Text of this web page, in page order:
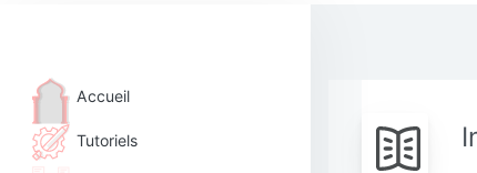
Accueil
Tutoriels